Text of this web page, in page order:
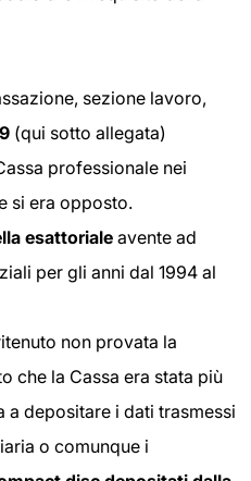
sezione lavoro,
(qui sotto allegata)
professionale nei
si era opposto.
esattoriale avente ad
per gli anni dal 1994 al
non provata la
che la Cassa era stata più
a depositare i dati trasmessi
o comunque i